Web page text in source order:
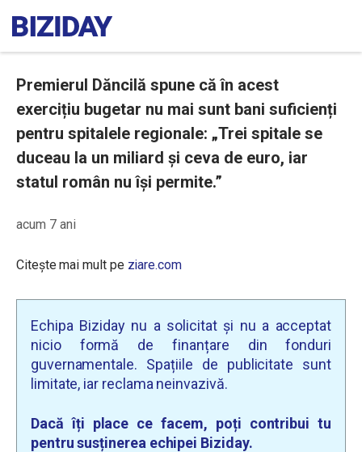
Premierul Dăncilă spune că în acest
exercițiu bugetar nu mai sunt bani suficienți
pentru spitalele regionale: „Trei spitale se
duceau la un miliard și ceva de euro, iar
statul român nu își permite.”
acum 7 ani
Citește mai mult pe ziare.com
Echipa Biziday nu a solicitat și nu a acceptat
nicio formă de finanțare din fonduri
guvernamentale. Spațiile de publicitate sunt
limitate, iar reclama neinvazivă.
Dacă îți place ce facem, poți contribui tu
pentru susținerea echipei Biziday.